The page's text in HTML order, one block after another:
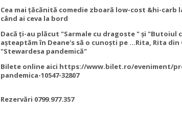
Cea mai țăcănită comedie zboară low-cost &hi-carb
când ai ceva la bord
Dacă ți-au plăcut "Sarmale cu dragoste " și
așteaptăm în Deane's să o cunoști pe ...Rita, Rita din
"Stewardesa pandemică"
Bilete online aici https://www.bilet.ro/eveniment/
pandemica-10547-32807
Rezervări 0799.977.357